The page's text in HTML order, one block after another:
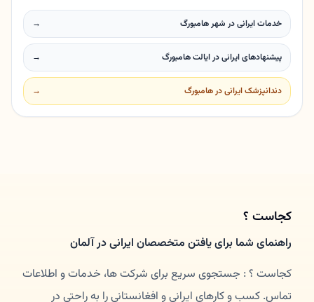
خدمات ایرانی در شهر هامبورگ →
پیشنهادهای ایرانی در ایالت هامبورگ →
دندانپزشک ایرانی در هامبورگ →
کجاست ؟
راهنمای شما برای یافتن متخصصان ایرانی در آلمان
کجاست ؟ : جستجوی سریع برای شرکت ها، خدمات و اطلاعات
تماس. کسب و کارهای ایرانی و افغانستانی را به راحتی در